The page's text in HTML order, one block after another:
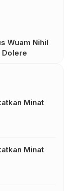
Wuam Nihil
Dolere
Minat
Minat